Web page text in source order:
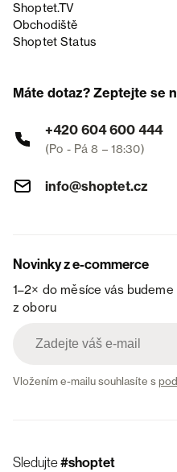
Shoptet.TV
Obchodiště
Shoptet Status
Máte dotaz? Zeptejte se
+420 604 600 444
(Po - Pá 8 – 18:30)
info@shoptet.cz
Novinky z e-commerce
1–2× do měsíce vás
z oboru
Vložením e-mailu souhlasíte s
Sledujte#shoptet